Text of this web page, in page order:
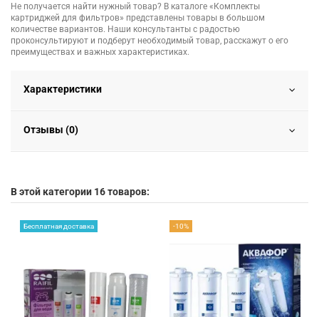
Не получается найти нужный товар? В каталоге «Комплекты
картриджей для фильтров» представлены товары в большом
количестве вариантов. Наши консультанты с радостью
проконсультируют и подберут необходимый товар, расскажут о его
преимуществах и важных характеристиках.
Характеристики
Отзывы (0)
В этой категории 16 товаров:
Бесплатная доставка -10%